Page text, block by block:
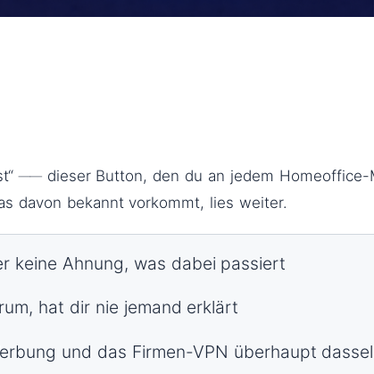
── dieser Button, den du an jedem
davon bekannt vorkommt, lies weiter.
keine Ahnung, was dabei passiert
hat dir nie jemand erklärt
und das Firmen-VPN überhaupt